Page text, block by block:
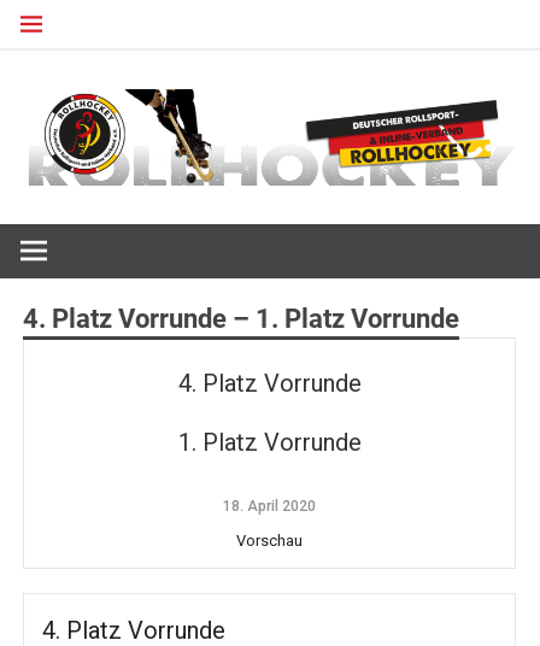
Zum
4. Platz Vorrunde – 1. Platz Vorrunde
4. Platz Vorrunde
1. Platz Vorrunde
18. April 2020
Vorschau
4. Platz Vorrunde